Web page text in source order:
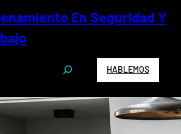
En Seguridad Y
S
e
r
c
HABLEMOS